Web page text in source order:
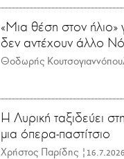
«Μια θέση στον ήλιο»
δεν αντέχουν άλλο
Θοδωρής
Η Λυρική ταξιδεύει
μια όπερα-παστίτσιο
Χρήστος Παρίδης | 16.7.2026